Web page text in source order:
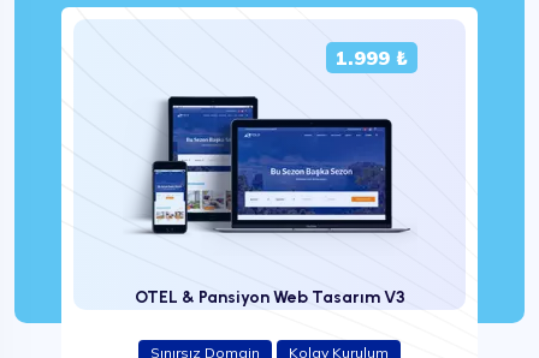
1.999 ₺
OTEL & Pansiyon Web Tasarım V3
Sınırsız Domain Kolay Kurulum